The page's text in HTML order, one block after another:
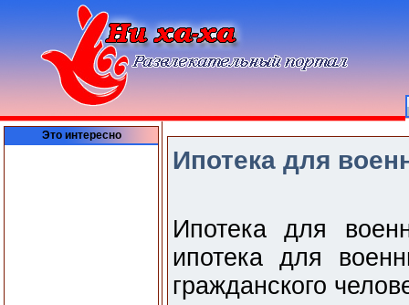
Это интересно
Ипотека для
Ипотека для
ипотека для
гражданского